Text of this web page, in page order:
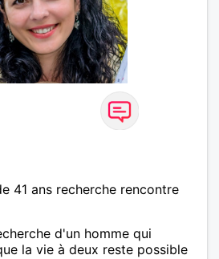
41 ans recherche rencontre
d'un homme qui
la vie à deux reste possible